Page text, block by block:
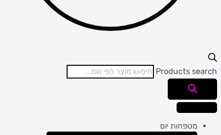
Products search
מטפחות יום